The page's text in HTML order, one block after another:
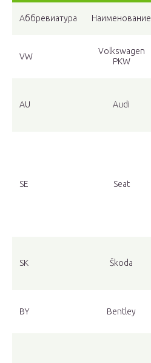
Аббревиатура Наименование
VW
Volkswagen
PKW
AU Audi
SE Seat
SK Škoda
BY Bentley